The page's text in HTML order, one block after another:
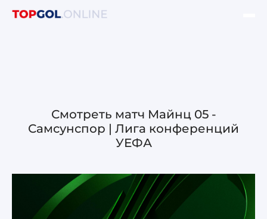
ОБЗОРЫ ЛЧ УЕФА
ОБЗОРЫ ЛЕ УЕФА
Лига чемпионов УЕФА
Смотреть матч Майнц 05 -
Самсунспор | Лига конференций
УЕФА